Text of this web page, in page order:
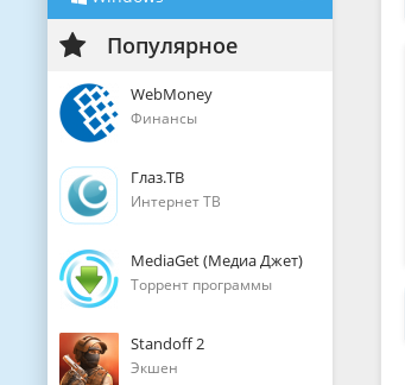
Популярное
WebMoney
Финансы
Глаз.ТВ
Интернет ТВ
MediaGet (Медиа Джет)
Торрент программы
Standoff 2
Экшен